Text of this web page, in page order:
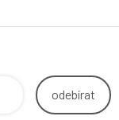
odebírat